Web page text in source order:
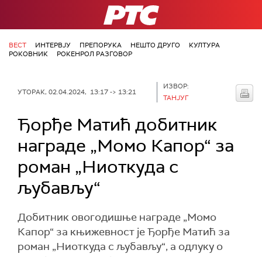
РТС
ВЕСТ ИНТЕРВЈУ ПРЕПОРУКА НЕШТО ДРУГО
КУЛТУРА
РОКОВНИК
РОКЕНРОЛ РАЗГОВОР
УТОРАК, 02.04.2024, 13:17 -> 13:21
ИЗВОР:
ТАНЈУГ
Ђорђе Матић добитник
награде „Момо Капор“ за
роман „Ниоткуда с
љубављу“
Добитник овогодишње награде „Момо
Капор“ за књижевност је Ђорђе Матић за
роман „Ниоткуда с љубављу“, а одлуку о